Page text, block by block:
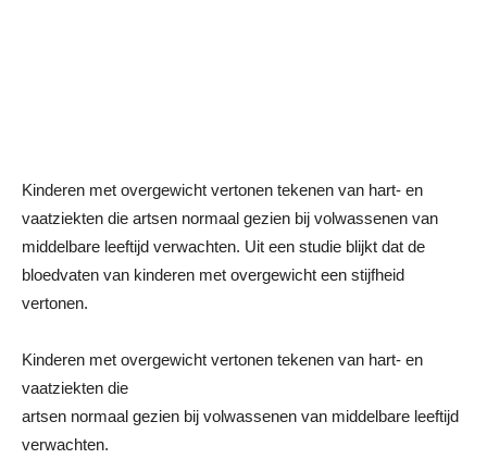
Kinderen met overgewicht vertonen tekenen van hart- en
vaatziekten die artsen normaal gezien bij volwassenen van
middelbare leeftijd verwachten. Uit een studie blijkt dat de
bloedvaten van kinderen met overgewicht een stijfheid
vertonen.
Kinderen met overgewicht vertonen tekenen van hart- en
vaatziekten die
artsen normaal gezien bij volwassenen van middelbare leeftijd
verwachten.